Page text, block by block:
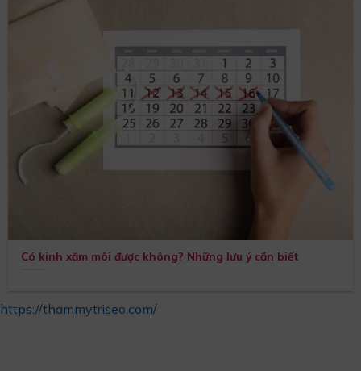
Có kinh xăm môi được không? Những lưu ý cần biết
https://thammytriseo.com/